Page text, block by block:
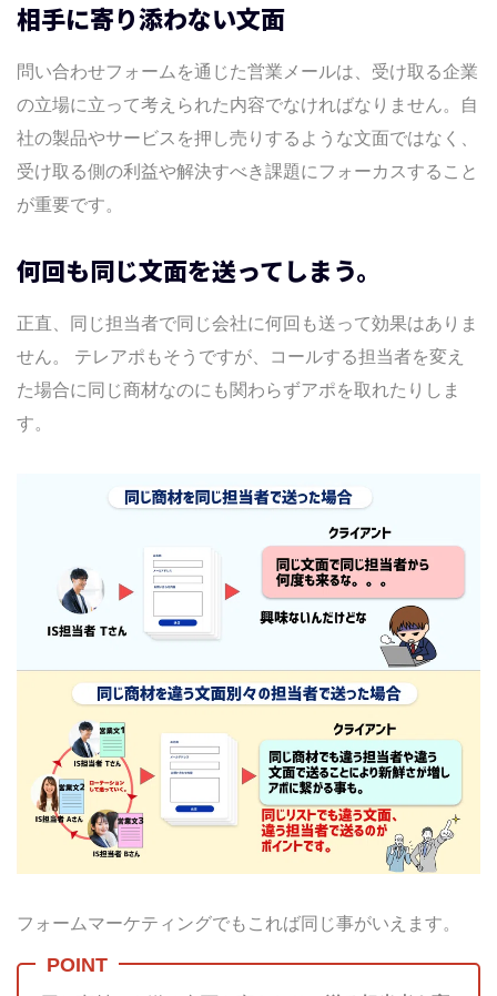
相手に寄り添わない文面
問い合わせフォームを通じた営業メールは、受け取る企業
の立場に立って考えられた内容でなければなりません。自
社の製品やサービスを押し売りするような文面ではなく、
受け取る側の利益や解決すべき課題にフォーカスすること
が重要です。
何回も同じ文面を送ってしまう。
正直、同じ担当者で同じ会社に何回も送って効果はありま
せん。 テレアポもそうですが、コールする担当者を変え
た場合に同じ商材なのにも関わらずアポを取れたりしま
す。
フォームマーケティングでもこれば同じ事がいえます。